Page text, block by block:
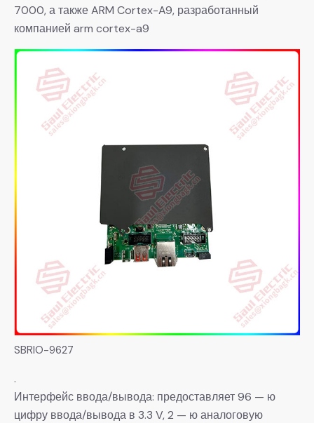
7000, а также ARM Cortex-A9, разработанный
компанией arm cortex-a9
SBRIO-9627
.
Интерфейс ввода/вывода: предоставляет 96 — ю
цифру ввода/вывода в 3.3 V, 2 — ю аналоговую